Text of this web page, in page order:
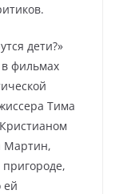
дети?»
фильмах
Тима
Мартин,
ей